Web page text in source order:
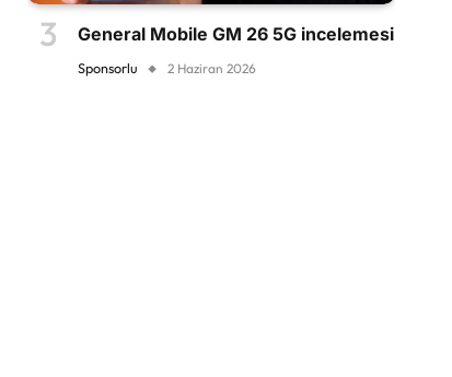
General Mobile GM 26 5G incelemesi
Sponsorlu 2 Haziran 2026